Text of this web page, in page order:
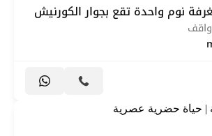
نوم واحدة تقع بجوار الكورنيش